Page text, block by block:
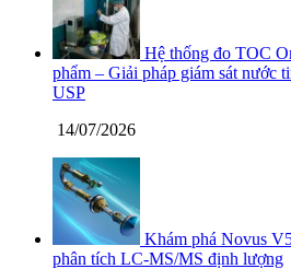
Hệ thống đo TOC
phẩm – Giải pháp giám sát nước
USP
14/07/2026
Khám phá Novus
phân tích LC-MS/MS định lượng